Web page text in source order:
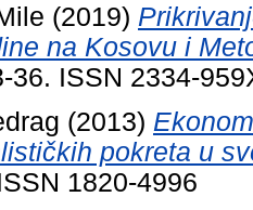
(2019)
na Kosovu i
36. ISSN 2334-
(2013)
pokreta u
1820-4996